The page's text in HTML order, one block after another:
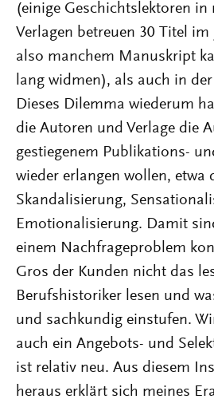
(einige Geschichtslektoren
Verlagen betreuen 30 Titel im
also manchem Manuskript
lang widmen), als auch in
Dieses Dilemma wiederum
die Autoren und Verlage die
gestiegenem Publikations-
wieder erlangen wollen, etwa
Skandalisierung,
Emotionalisierung. Damit
einem Nachfrageproblem
Gros der Kunden nicht das
Berufshistoriker lesen und
und sachkundig einstufen.
auch ein Angebots- und
ist relativ neu. Aus diesem
heraus erklärt sich meines